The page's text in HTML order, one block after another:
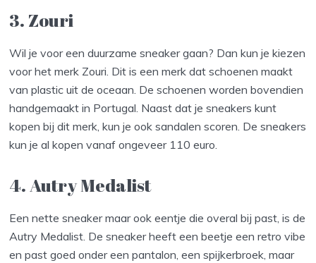
3. Zouri
Wil je voor een duurzame sneaker gaan? Dan kun je kiezen
voor het merk Zouri. Dit is een merk dat schoenen maakt
van plastic uit de oceaan. De schoenen worden bovendien
handgemaakt in Portugal. Naast dat je sneakers kunt
kopen bij dit merk, kun je ook sandalen scoren. De sneakers
kun je al kopen vanaf ongeveer 110 euro.
4. Autry Medalist
Een nette sneaker maar ook eentje die overal bij past, is de
Autry Medalist. De sneaker heeft een beetje een retro vibe
en past goed onder een pantalon, een spijkerbroek, maar